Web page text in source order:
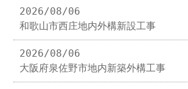
2026/08/06
和歌山市西庄地内外構新設工事
2026/08/06
大阪府泉佐野市地内新築外構工事